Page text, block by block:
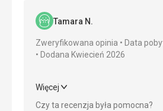
Tamara N.
Zweryfikowana opinia
Data
Dodana Kwiecień 2026
Więcej
Czy ta recenzja była pomocna?